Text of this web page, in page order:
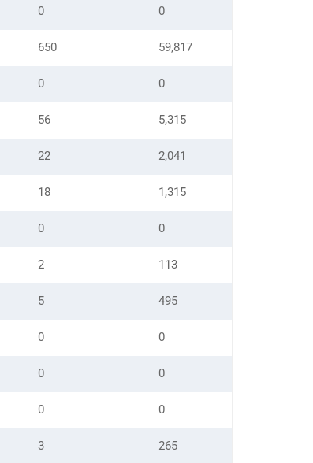
0 0
650 59,817
0 0
56 5,315
22 2,041
18 1,315
0 0
2 113
5 495
0 0
0 0
0 0
3 265